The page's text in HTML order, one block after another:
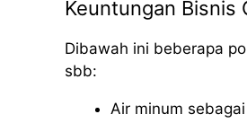
Keuntungan Bisnis
Dibawah ini beberapa
sbb:
Air minum